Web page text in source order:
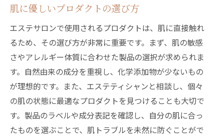
肌に優しいプロダクトの選び方
エステサロンで使用されるプロダクトは、肌に直接触れ
るため、その選び方が非常に重要です。まず、肌の敏感
さやアレルギー体質に合わせた製品の選択が求められま
す。自然由来の成分を重視し、化学添加物が少ないもの
が理想的です。また、エステティシャンと相談し、個々
の肌の状態に最適なプロダクトを見つけることも大切で
す。製品のラベルや成分表記を確認し、自分の肌に合っ
たものを選ぶことで、肌トラブルを未然に防ぐことがで